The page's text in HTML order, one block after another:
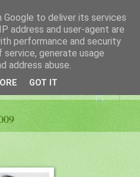
palabras
MORENO
to deliver its services
address and user-agent are
performance and security
generate usage
address abuse.
GOT IT